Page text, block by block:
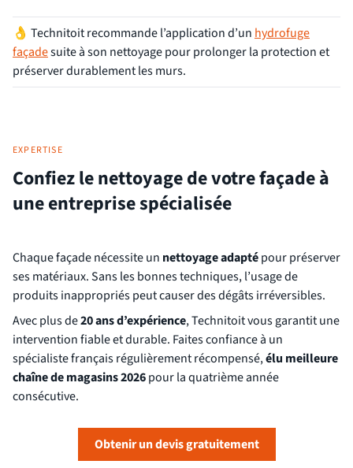
👌 Technitoit recommande l’application d’un hydrofuge
façadesuite à son nettoyage pour prolonger la protection et
préserver durablement les murs.
EXPERTISE
Confiez le nettoyage de votre façade à
une entreprise spécialisée
Chaque façade nécessite un nettoyage adaptépour préserver
ses matériaux. Sans les bonnes techniques, l’usage de
produits inappropriés peut causer des dégâts irréversibles.
Avec plus de20 ans d’expérience, Technitoit vous garantit une
intervention fiable et durable. Faites confiance à un
spécialiste français régulièrement récompensé,élu meilleure
chaîne de magasins 2026pour la quatrième année
consécutive.
Obtenir un devis gratuitement